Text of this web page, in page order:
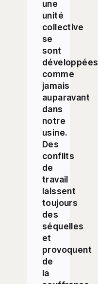
une
unité
collective
se
sont
développées
comme
jamais
auparavant
dans
notre
usine.
Des
conflits
de
travail
laissent
toujours
des
séquelles
et
provoquent
de
la